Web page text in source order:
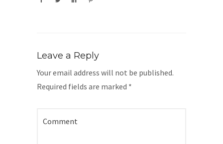
Leave a Reply
Your email address will not be published.
Required fields are marked *